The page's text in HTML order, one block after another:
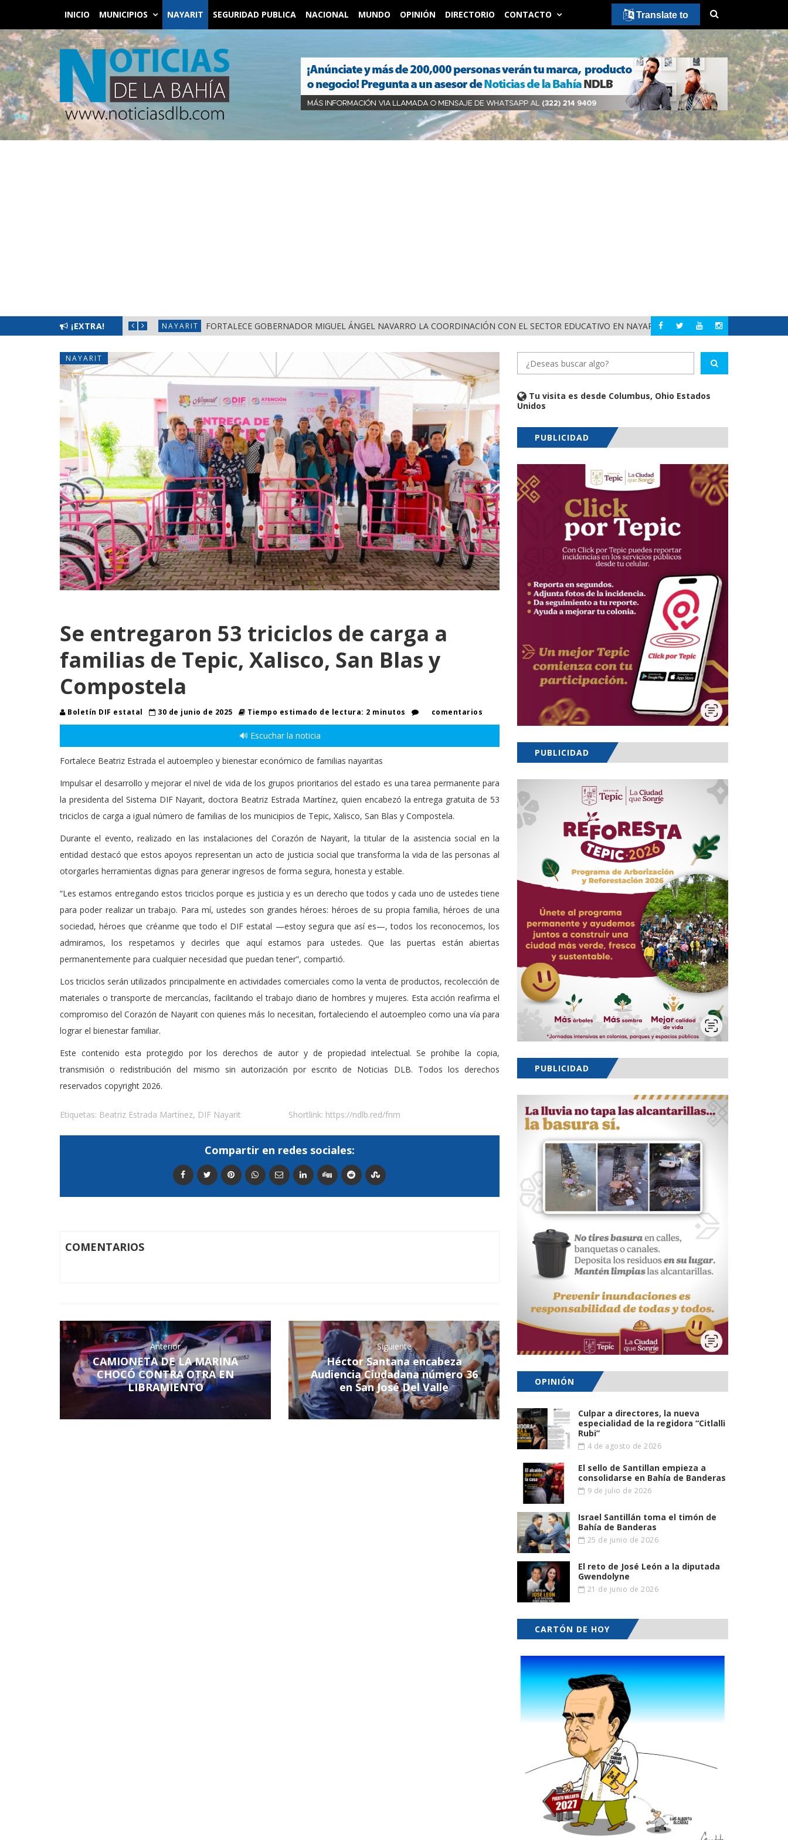
INICIO MUNICIPIOS NAYARIT SEGURIDAD PUBLICA NACIONAL MUNDO OPINIÓN DIRECTORIO CONTACTO
¡EXTRA!
BIENESTAR EN NAYARIT NAYARIT FORTALECE GOBERNADOR MIGUEL ÁNGEL NAVARRO LA COORDINACIÓN CON EL SECTOR EDUCATIVO EN NAYARIT NAYARIT ALERTA DIF
NAYARIT
Se entregaron 53 triciclos de carga a
familias de Tepic, Xalisco, San Blas y
Compostela
Boletín DIF estatal 30 de junio de 2025 Tiempo estimado de lectura: 2 minutos comentarios
🔊 Escuchar la noticia
Fortalece Beatriz Estrada el autoempleo y bienestar económico de familias nayaritas
Impulsar el desarrollo y mejorar el nivel de vida de los grupos prioritarios del estado es una tarea permanente para
la presidenta del Sistema DIF Nayarit, doctora Beatriz Estrada Martínez, quien encabezó la entrega gratuita de 53
triciclos de carga a igual número de familias de los municipios de Tepic, Xalisco, San Blas y Compostela.
Durante el evento, realizado en las instalaciones del Corazón de Nayarit, la titular de la asistencia social en la
entidad destacó que estos apoyos representan un acto de justicia social que transforma la vida de las personas al
otorgarles herramientas dignas para generar ingresos de forma segura, honesta y estable.
“Les estamos entregando estos triciclos porque es justicia y es un derecho que todos y cada uno de ustedes tiene
para poder realizar un trabajo. Para mí, ustedes son grandes héroes: héroes de su propia familia, héroes de una
sociedad, héroes que créanme que todo el DIF estatal —estoy segura que así es—, todos los reconocemos, los
admiramos, los respetamos y decirles que aquí estamos para ustedes. Que las puertas están abiertas
permanentemente para cualquier necesidad que puedan tener”, compartió.
Los triciclos serán utilizados principalmente en actividades comerciales como la venta de productos, recolección de
materiales o transporte de mercancías, facilitando el trabajo diario de hombres y mujeres. Esta acción reafirma el
compromiso del Corazón de Nayarit con quienes más lo necesitan, fortaleciendo el autoempleo como una vía para
lograr el bienestar familiar.
Este contenido esta protegido por los derechos de autor y de propiedad intelectual. Se prohibe la copia,
transmisión o redistribución del mismo sin autorización por escrito de Noticias DLB. Todos los derechos
reservados copyright 2026.
Etiquetas: Beatriz Estrada Martínez, DIF Nayarit Shortlink: https://ndlb.red/fnm
Compartir en redes sociales:
COMENTARIOS
Anterior
CAMIONETA DE LA MARINA
CHOCÓ CONTRA OTRA EN
LIBRAMIENTO
Siguiente
Héctor Santana encabeza
Audiencia Ciudadana número 36
en San José Del Valle
Tu visita es desde Columbus, Ohio Estados
Unidos
PUBLICIDAD
PUBLICIDAD
PUBLICIDAD
OPINIÓN
Culpar a directores, la nueva
especialidad de la regidora “Citlalli
Rubi”
4 de agosto de 2026
El sello de Santillan empieza a
consolidarse en Bahía de Banderas
9 de julio de 2026
Israel Santillán toma el timón de
Bahía de Banderas
25 de junio de 2026
El reto de José León a la diputada
Gwendolyne
21 de junio de 2026
CARTÓN DE HOY
Translate to